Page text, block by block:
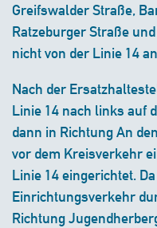
Greifswalder Straße,
Ratzeburger Straße
nicht von der Linie 14
Nach der
Linie 14 nach links auf
dann in Richtung An
vor dem Kreisverkehr
Linie 14 eingerichtet.
Einrichtungsverkehr
Richtung